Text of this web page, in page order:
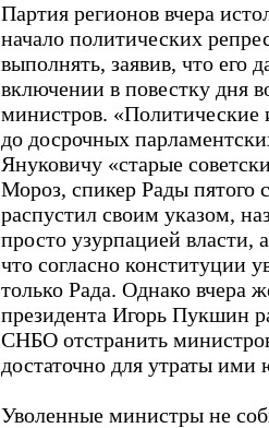
Партия регионов вчера
начало политических
выполнять, заявив, что его
включении в повестку дня
министров. «Политические
до досрочных
Януковичу «старые
Мороз, спикер Рады пятого
распустил своим указом,
просто узурпацией власти,
что согласно конституции
только Рада. Однако вчера
президента Игорь Пукшин
СНБО отстранить
достаточно для утраты
Уволенные министры не